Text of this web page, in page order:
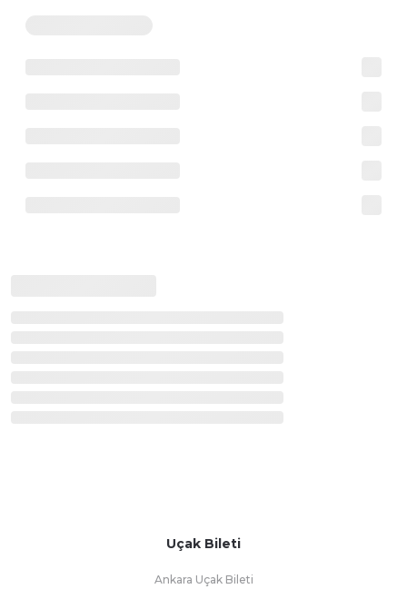
Uçak Bileti
Ankara Uçak Bileti